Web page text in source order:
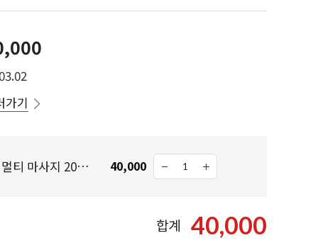
가기
콘트롤 크림 프리미엄 멀티 마사지 200ml +괄사 증정 40,000
합계 40,000